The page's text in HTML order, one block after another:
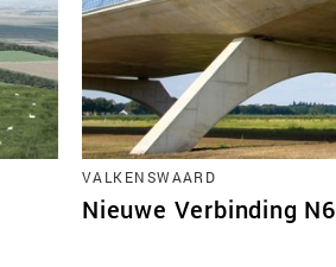
VALKENSWAARD
Nieuwe Verbinding